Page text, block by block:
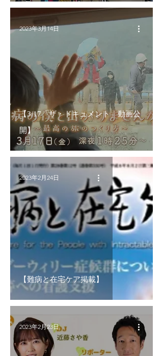
【3/17「ザ・ドキュメント」動画公
開】
2023年3月14日
【難病と在宅ケア掲載】
2023年2月24日
2023年2月23日